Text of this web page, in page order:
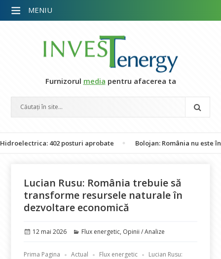
Furnizorul media pentru afacerea ta
402 posturi aprobate Bolojan: România nu este în
Lucian Rusu: România trebuie să
transforme resursele naturale în
dezvoltare economică
Publicat
12 mai 2026 Categorii
Flux energetic, Opinii / Analize
Prima Pagina Actual Flux energetic
Lucian Rusu:
MENIU